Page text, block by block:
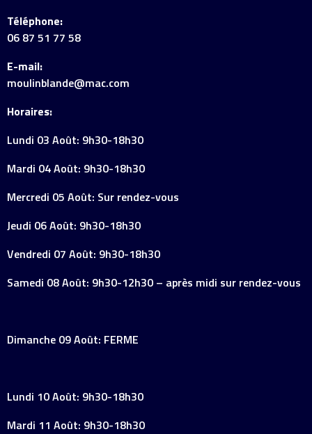
Téléphone:
06 87 51 77 58
E-mail:
moulinblande@mac.com
Horaires:
Lundi 03 Août: 9h30-18h30
Mardi 04 Août: 9h30-18h30
Mercredi 05 Août: Sur rendez-vous
Jeudi 06 Août: 9h30-18h30
Vendredi 07 Août: 9h30-18h30
Samedi 08 Août: 9h30-12h30 – après midi sur rendez-vous
Dimanche 09 Août: FERME
Lundi 10 Août: 9h30-18h30
Mardi 11 Août: 9h30-18h30